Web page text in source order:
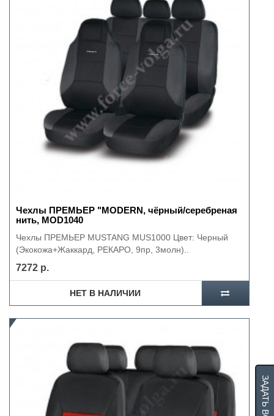
Чехлы ПРЕМЬЕР "MODERN, чёрный/серебреная
нить, MOD1040
Чехлы ПРЕМЬЕР MUSTANG MUS1000 Цвет: Черный
(Экокожа+Жаккард, РЕКАРО, 9пр, 3молн)..
7272 р.
НЕТ В НАЛИЧИИ